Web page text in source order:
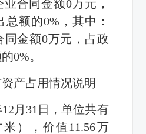
合同金额0万元，
额的0%，其中：
同金额0万元，占政
0%。
资产占用情况说明
月31日，单位共有
），价值11.56万